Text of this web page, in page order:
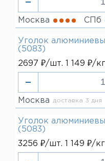
Москва СПб
Уголок
(5083)
2697 ₽/шт. 1 149 ₽/
Москва доставка 3 дня
Уголок
(5083)
3256 ₽/шт. 1 149 ₽/